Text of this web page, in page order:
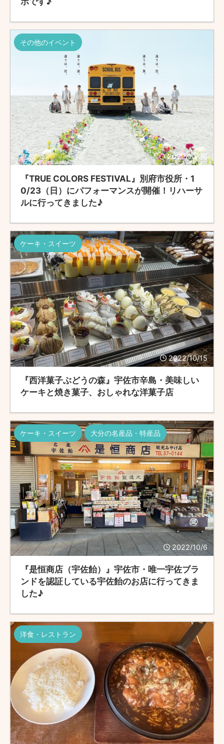
2022/10/30
その他のイベント
『TRUE COLORS FESTIVAL』別府市役所・1
0/23（日）にパフォーマンスが開催！リハーサ
ルに行ってきました♪
2022/10/15
ケーキ・スイーツ
『西洋菓子ぶどうの森』宇佐市辛島・美味しい
ケーキと焼き菓子、おしゃれな洋菓子店
2022/10/6
ケーキ・スイーツ 大分の名産品・特産品
『是恒商店（宇佐飴）』宇佐市・唯一宇佐ブラ
ンドを認証している宇佐飴のお店に行ってきま
した♪
洋食・レストラン